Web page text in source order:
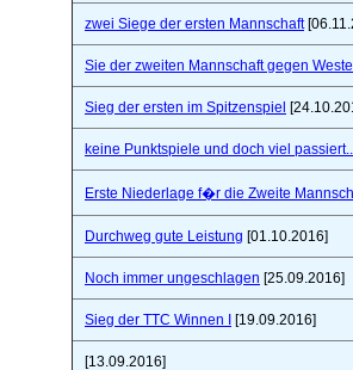
zwei Siege der ersten Mannschaft
Sie der zweiten Mannschaft gegen
Sieg der ersten im Spitzenspiel
keine Punktspiele und doch viel
Erste Niederlage f�r die Zweite
Durchweg gute Leistung [01.10.2016]
Noch immer ungeschlagen [25.09.2016]
Sieg der TTC Winnen I [19.09.2016]
[13.09.2016]